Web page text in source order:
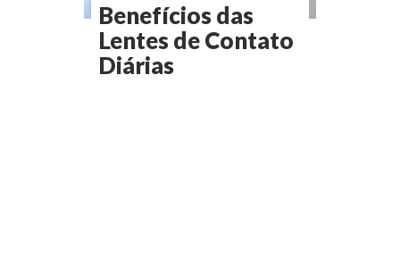
Benefícios das
Lentes de Contato
Diárias